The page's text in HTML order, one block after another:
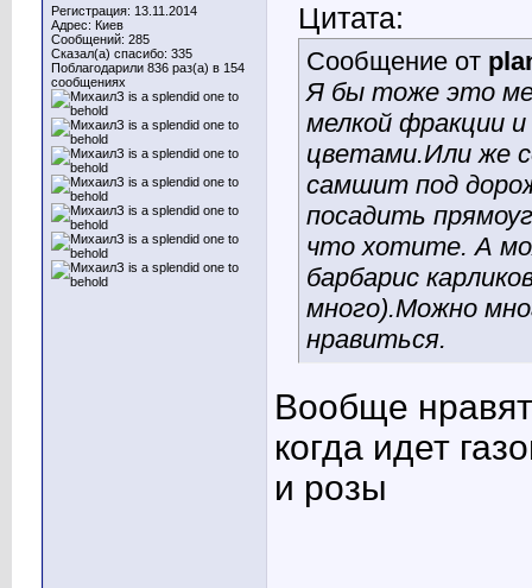
Регистрация: 13.11.2014
Адрес: Киев
Сообщений: 285
Сказал(а) спасибо: 335
Поблагодарили 836 раз(а) в 154
сообщениях
Цитата:
Сообщение от
Я бы тоже это
мелкой фракции
цветами.Или же
самшит под
посадить
что хотите. А
барбарис
много).Можно
нравиться.
Вообще
когда идет
и розы